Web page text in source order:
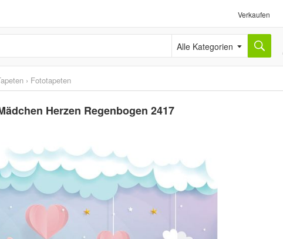
Verkaufen
Alle Kategorien
› Fototapeten
Herzen Regenbogen 2417